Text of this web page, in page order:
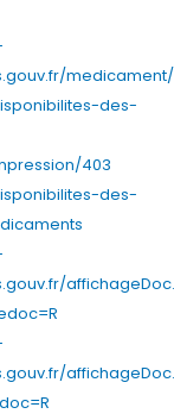
des-
403
des-